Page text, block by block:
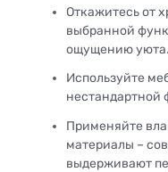
Откажитесь от
выбранной
ощущению уюта.
Используйте
нестандартной
Применяйте
материалы –
выдерживают